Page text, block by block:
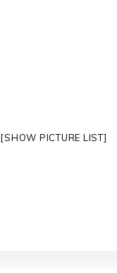
[SHOW PICTURE LIST]